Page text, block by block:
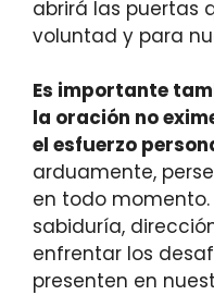
abrirá las puertas
voluntad y para
Es importante
la oración no
el esfuerzo
arduamente,
en todo
sabiduría,
enfrentar los
presenten en